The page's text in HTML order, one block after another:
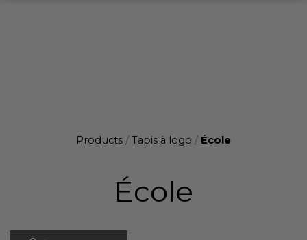
Products / Tapis à logo / École
École